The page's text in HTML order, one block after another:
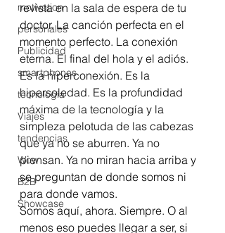
motivation
personales
Publicidad
smartphones
tecnología
Viajes
tendencias
Wow
B2B
Showcase
revista en la sala de espera de tu
doctor. La canción perfecta en el
momento perfecto. La conexión
eterna. El final del hola y el adiós.
Es la hiperconexión. Es la
hipersoledad. Es la profundidad
máxima de la tecnología y la
simpleza pelotuda de las cabezas
que ya no se aburren. Ya no
piensan. Ya no miran hacia arriba y
se preguntan de donde somos ni
para donde vamos.
Somos aquí, ahora. Siempre. O al
menos eso puedes llegar a ser, si